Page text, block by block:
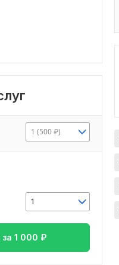
1 (500 ₽)
1
1 000 ₽